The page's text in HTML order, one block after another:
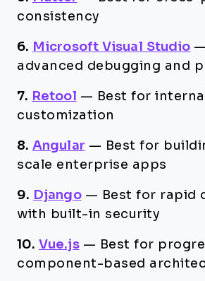
consistency
6. Microsoft Visual Studio —
advanced debugging and
7. Retool — Best for
customization
8. Angular — Best for
scale enterprise apps
9. Django — Best for rapid
with built-in security
10. Vue.js — Best for
component-based